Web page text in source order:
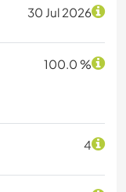
30 Jul 2026
100.0 %
4